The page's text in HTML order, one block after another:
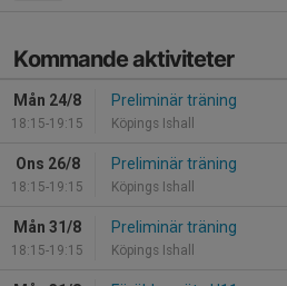
Kommande aktiviteter
Mån 24/8
18:15-19:15
Preliminär träning
Köpings Ishall
Ons 26/8
18:15-19:15
Preliminär träning
Köpings Ishall
Mån 31/8
18:15-19:15
Preliminär träning
Köpings Ishall